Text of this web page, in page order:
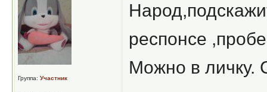
Группа: Участник
респонсе
Можно в личку.